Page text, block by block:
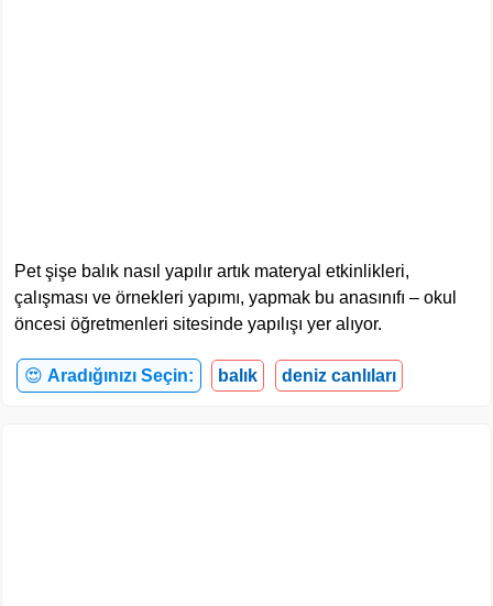
Pet şişe balık nasıl yapılır artık materyal etkinlikleri,
çalışması ve örnekleri yapımı, yapmak bu anasınıfı – okul
öncesi öğretmenleri sitesinde yapılışı yer alıyor.
😍 Aradığınızı Seçin: balık deniz canlıları